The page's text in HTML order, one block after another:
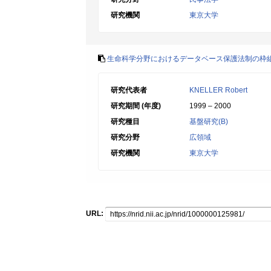
研究機関
東京大学
生命科学分野におけるデータベース保護法制の枠
研究代表者
KNELLER Robert
研究期間 (年度)
1999 – 2000
研究種目
基盤研究(B)
研究分野
広領域
研究機関
東京大学
URL: